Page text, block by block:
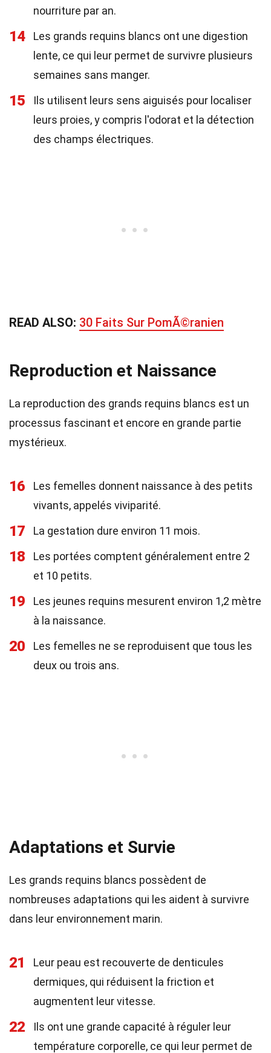
nourriture par an.
14
Les grands requins blancs ont une digestion
lente, ce qui leur permet de survivre plusieurs
semaines sans manger.
15
Ils utilisent leurs sens aiguisés pour localiser
leurs proies, y compris l'odorat et la détection
des champs électriques.
READ ALSO: 30 Faits Sur PomÃ©ranien
Reproduction et Naissance
La reproduction des grands requins blancs est un
processus fascinant et encore en grande partie
mystérieux.
16
Les femelles donnent naissance à des petits
vivants, appelés viviparité.
17 La gestation dure environ 11 mois.
18
Les portées comptent généralement entre 2
et 10 petits.
19
Les jeunes requins mesurent environ 1,2 mètre
à la naissance.
20
Les femelles ne se reproduisent que tous les
deux ou trois ans.
Adaptations et Survie
Les grands requins blancs possèdent de
nombreuses adaptations qui les aident à survivre
dans leur environnement marin.
21
Leur peau est recouverte de denticules
dermiques, qui réduisent la friction et
augmentent leur vitesse.
22
Ils ont une grande capacité à réguler leur
température corporelle, ce qui leur permet de